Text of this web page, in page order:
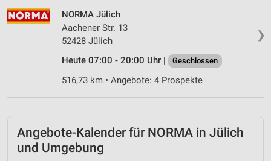
❯
NORMA Jülich
Aachener Str. 13
52428 Jülich
Heute 07:00 - 20:00 Uhr |
Geschlossen
516,73 km • Angebote: 4 Prospekte
Angebote-Kalender für NORMA in Jülich
und Umgebung
Verwendung genauer Standortdaten
Geräte anhand von aktiv angeforderten
Informationen identifizieren
Nicht-IAB-Verarbeitungszwecke:
Funktional
Werbung